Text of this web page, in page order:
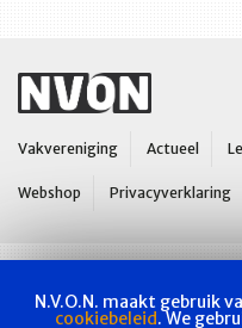
Vakvereniging Actueel
Webshop Privacyverklaring
N.V.O.N. maakt gebruik
cookiebeleid. We